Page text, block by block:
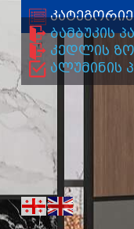
ბამბუკის
კედლის
ალუმინის